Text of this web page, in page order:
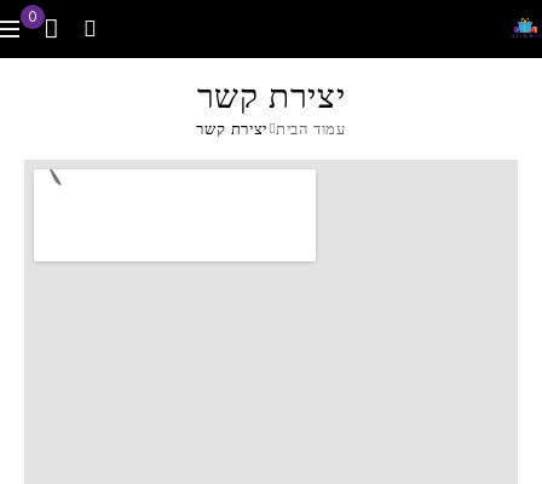
0
יצירת קשר
עמוד הבית יצירת קשר